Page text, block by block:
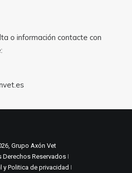
o información contacte con
Grupo Axón Vet
Reservados ǀ
y Politica de privacidad ǀ